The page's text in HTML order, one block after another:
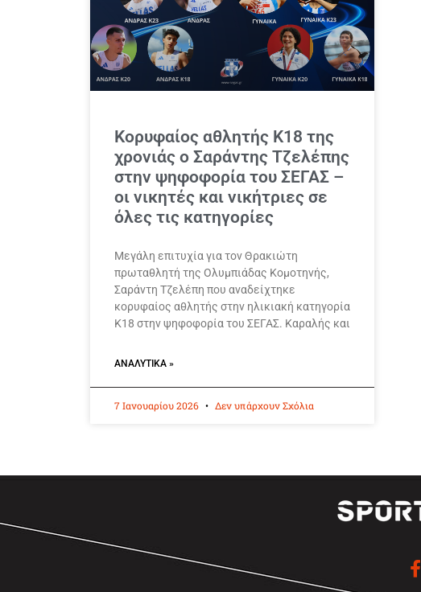
Κορυφαίος αθλητής Κ18 της
χρονιάς ο Σαράντης Τζελέπης
στην ψηφοφορία του ΣΕΓΑΣ –
οι νικητές και νικήτριες σε
όλες τις κατηγορίες
Μεγάλη επιτυχία για τον Θρακιώτη
πρωταθλητή της Ολυμπιάδας Κομοτηνής,
Σαράντη Τζελέπη που αναδείχτηκε
κορυφαίος αθλητής στην ηλικιακή κατηγορία
Κ18 στην ψηφοφορία του ΣΕΓΑΣ. Καραλής και
ΑΝΑΛΥΤΙΚΆ »
7 Ιανουαρίου 2026 Δεν υπάρχουν Σχόλια